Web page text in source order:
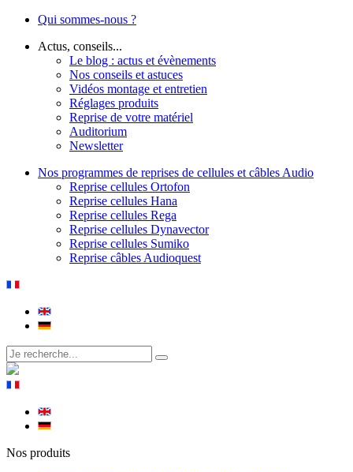
Qui sommes-nous ?
Actus, conseils...
Le blog : actus et évènements
Nos conseils et astuces
Vidéos montage et entretien
Réglages produits
Reprise de votre matériel
Auditorium
Newsletter
Nos programmes de reprises de cellules et câbles Audio
Reprise cellules Ortofon
Reprise cellules Hana
Reprise cellules Rega
Reprise cellules Dynavector
Reprise cellules Sumiko
Reprise câbles Audioquest
Nos produits